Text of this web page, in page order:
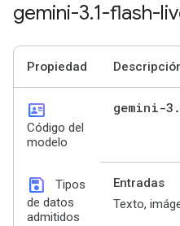
gemini-3.1-flash-
Propiedad
id_card
Código del
modelo
gemini-3 .
save
Tipos
de datos
admitidos
Entradas
Texto,